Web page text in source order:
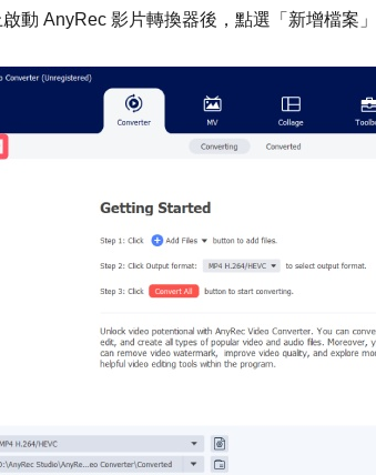
動 AnyRec 影片轉換器後，點選「新增檔案